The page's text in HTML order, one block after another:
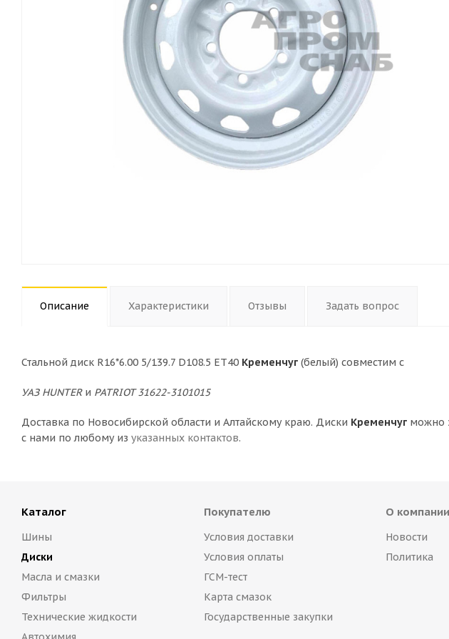
Описание Характеристики Отзывы Задать вопрос
Стальной диск R16*6.00 5/139.7 D108.5 ET40 Кременчуг (белый) совместим с
УАЗ HUNTERи PATRIOT 31622-3101015
Доставка по Новосибирской области и Алтайскому краю. Диски Кременчуг можно
с нами по любому из указанных контактов.
Каталог
Шины
Диски
Масла и смазки
Фильтры
Технические жидкости
Покупателю
Условия доставки
Условия оплаты
ГСМ-тест
Карта смазок
Государственные закупки
О компании
Новости
Политика